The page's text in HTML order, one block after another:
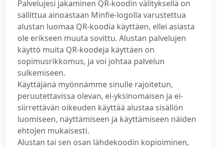
Palvelujesi jakaminen QR-koodin välityksellä on
sallittua ainoastaan Minfie-logolla varustettua
alustan luomaa QR-koodia käyttäen, ellei asiasta
ole erikseen muuta sovittu. Alustan palvelujen
käyttö muita QR-koodeja käyttäen on
sopimusrikkomus, ja voi johtaa palvelun
sulkemiseen.
Käyttäjänä myönnämme sinulle rajoitetun,
peruutettavissa olevan, ei-yksinomaisen ja ei-
siirrettävän oikeuden käyttää alustaa sisällön
luomiseen, näyttämiseen ja käyttämiseen näiden
ehtojen mukaisesti.
Alustan tai sen osan lähdekoodin kopioiminen,